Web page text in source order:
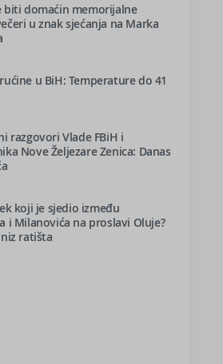
biti domaćin memorijalne
u znak sjećanja na Marka
u BiH: Temperature do 41
razgovori Vlade FBiH i
Nove Željezare Zenica: Danas
koji je sjedio između
i Milanovića na proslavi Oluje?
ratišta